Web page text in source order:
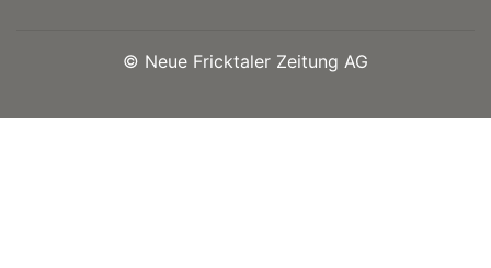
© Neue Fricktaler Zeitung AG